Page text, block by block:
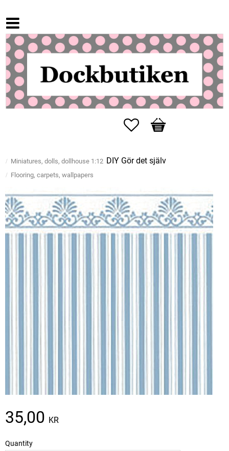
Favorites
Basket
Miniatures, dolls, dollhouse 1:12 DIY Gör det själv
Flooring, carpets, wallpapers
35,00 KR
Quantity